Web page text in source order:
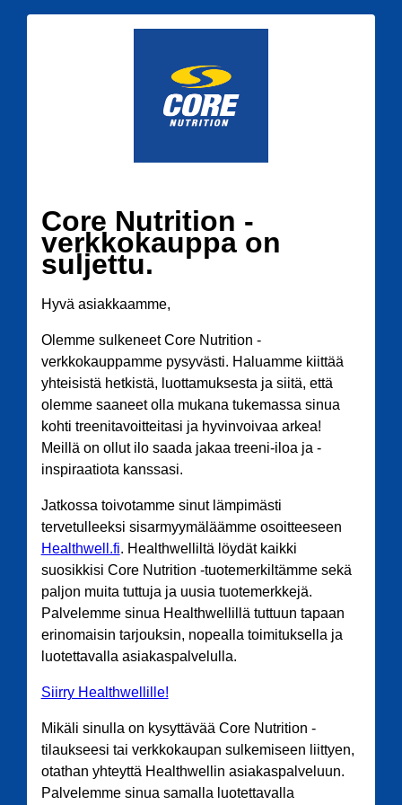
Core Nutrition -
verkkokauppa on
suljettu.
Hyvä asiakkaamme,
Olemme sulkeneet Core Nutrition -
verkkokauppamme pysyvästi. Haluamme kiittää
yhteisistä hetkistä, luottamuksesta ja siitä, että
olemme saaneet olla mukana tukemassa sinua
kohti treenitavoitteitasi ja hyvinvoivaa arkea!
Meillä on ollut ilo saada jakaa treeni-iloa ja -
inspiraatiota kanssasi.
Jatkossa toivotamme sinut lämpimästi
tervetulleeksi sisarmyymäläämme osoitteeseen
Healthwell.fi. Healthwelliltä löydät kaikki
suosikkisi Core Nutrition -tuotemerkiltämme sekä
paljon muita tuttuja ja uusia tuotemerkkejä.
Palvelemme sinua Healthwellillä tuttuun tapaan
erinomaisin tarjouksin, nopealla toimituksella ja
luotettavalla asiakaspalvelulla.
Siirry Healthwellille!
Mikäli sinulla on kysyttävää Core Nutrition -
tilaukseesi tai verkkokaupan sulkemiseen liittyen,
otathan yhteyttä Healthwellin asiakaspalveluun.
Palvelemme sinua samalla luotettavalla